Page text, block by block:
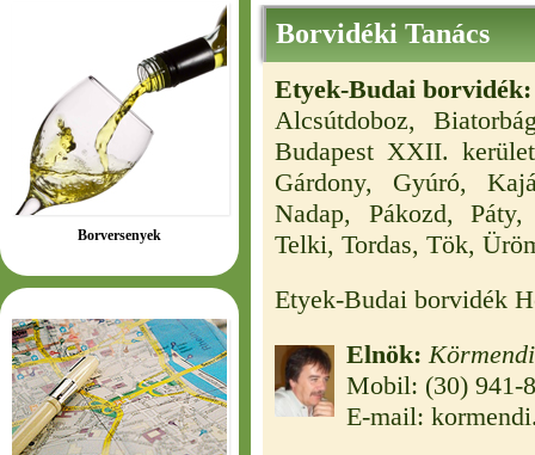
Borversenyek
Borvidéki Tanács
Etyek-Budai borvidék:
Alcsútdoboz,
Budapest XXII.
Gárdony, Gyúró,
Nadap, Pákozd,
Telki, Tordas, Tök,
Etyek-Budai borvidék
Elnök:
Mobil: (30) 941-
E-mail: